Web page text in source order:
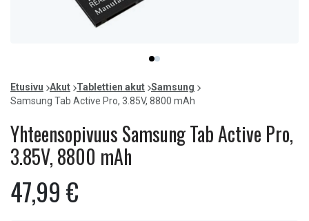
item
0
item
1
of
2
Etusivu Akut Tablettien akut Samsung
Samsung Tab Active Pro, 3.85V, 8800 mAh
Yhteensopivuus Samsung Tab Active Pro,
3.85V, 8800 mAh
47,99 €